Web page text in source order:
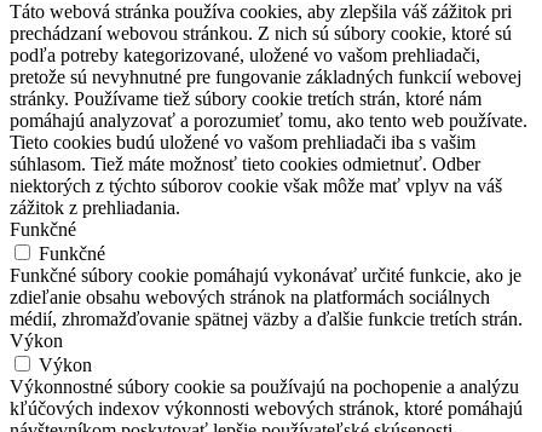
Táto webová stránka používa cookies, aby zlepšila váš zážitok pri
prechádzaní webovou stránkou. Z nich sú súbory cookie, ktoré sú
podľa potreby kategorizované, uložené vo vašom prehliadači,
pretože sú nevyhnutné pre fungovanie základných funkcií webovej
stránky. Používame tiež súbory cookie tretích strán, ktoré nám
pomáhajú analyzovať a porozumieť tomu, ako tento web používate.
Tieto cookies budú uložené vo vašom prehliadači iba s vašim
súhlasom. Tiež máte možnosť tieto cookies odmietnuť. Odber
niektorých z týchto súborov cookie však môže mať vplyv na váš
zážitok z prehliadania.
Funkčné
Funkčné
Funkčné súbory cookie pomáhajú vykonávať určité funkcie, ako je
zdieľanie obsahu webových stránok na platformách sociálnych
médií, zhromažďovanie spätnej väzby a ďalšie funkcie tretích strán.
Výkon
Výkon
Výkonnostné súbory cookie sa používajú na pochopenie a analýzu
kľúčových indexov výkonnosti webových stránok, ktoré pomáhajú